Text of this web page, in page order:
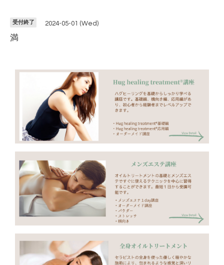
受付終了 2024-05-01 (Wed)
満